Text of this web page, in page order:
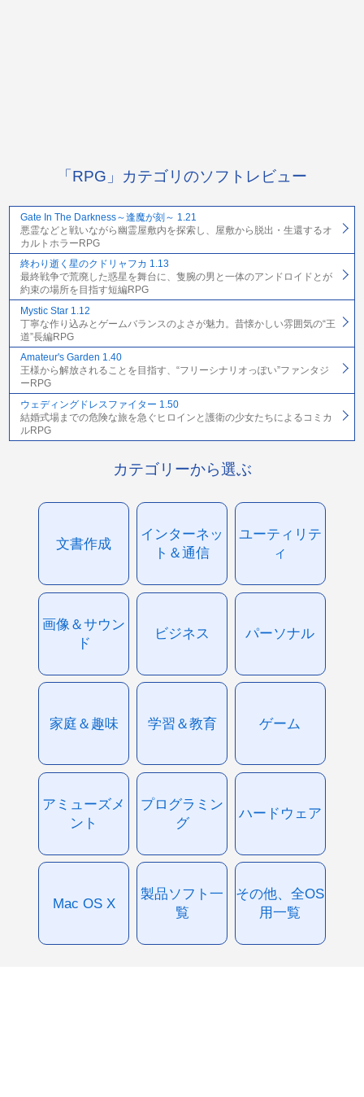
「RPG」カテゴリのソフトレビュー
Gate In The Darkness～逢魔が刻～ 1.21
悪霊などと戦いながら幽霊屋敷内を探索し、屋敷から脱出・生還するオ
カルトホラーRPG
終わり逝く星のクドリャフカ 1.13
最終戦争で荒廃した惑星を舞台に、隻腕の男と一体のアンドロイドとが
約束の場所を目指す短編RPG
Mystic Star 1.12
丁寧な作り込みとゲームバランスのよさが魅力。昔懐かしい雰囲気の“王
道”長編RPG
Amateur's Garden 1.40
王様から解放されることを目指す、“フリーシナリオっぽい”ファンタジ
ーRPG
ウェディングドレスファイター 1.50
結婚式場までの危険な旅を急ぐヒロインと護衛の少女たちによるコミカ
ルRPG
カテゴリーから選ぶ
文書作成
インターネッ
ト＆通信
ユーティリテ
ィ
画像＆サウン
ド
ビジネス パーソナル
家庭＆趣味 学習＆教育 ゲーム
アミューズメ
ント
プログラミン
グ
ハードウェア
Mac OS X
製品ソフト一
覧
その他、全OS
用一覧